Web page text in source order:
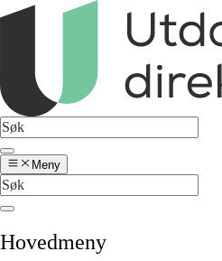
Meny
Hovedmeny